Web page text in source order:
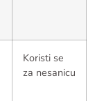
Koristi se
za nesanicu